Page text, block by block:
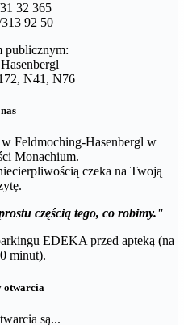
32 365
92 50
publicznym:
N41, N76
Feldmoching-Hasenbergl w
Monachium.
czeka na Twoją
częścią tego, co robimy.
EDEKA przed apteką (na
minut).
otwarcia
są...